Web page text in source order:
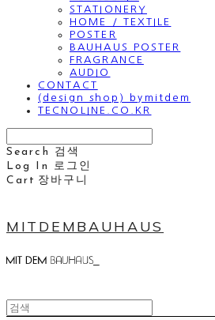
STATIONERY
HOME / TEXTILE
POSTER
BAUHAUS POSTER
FRAGRANCE
AUDIO
CONTACT
(design shop) bymitdem
TECNOLINE.CO.KR
Search
검색
Log In
로그인
Cart 장바구니
MITDEMBAUHAUS